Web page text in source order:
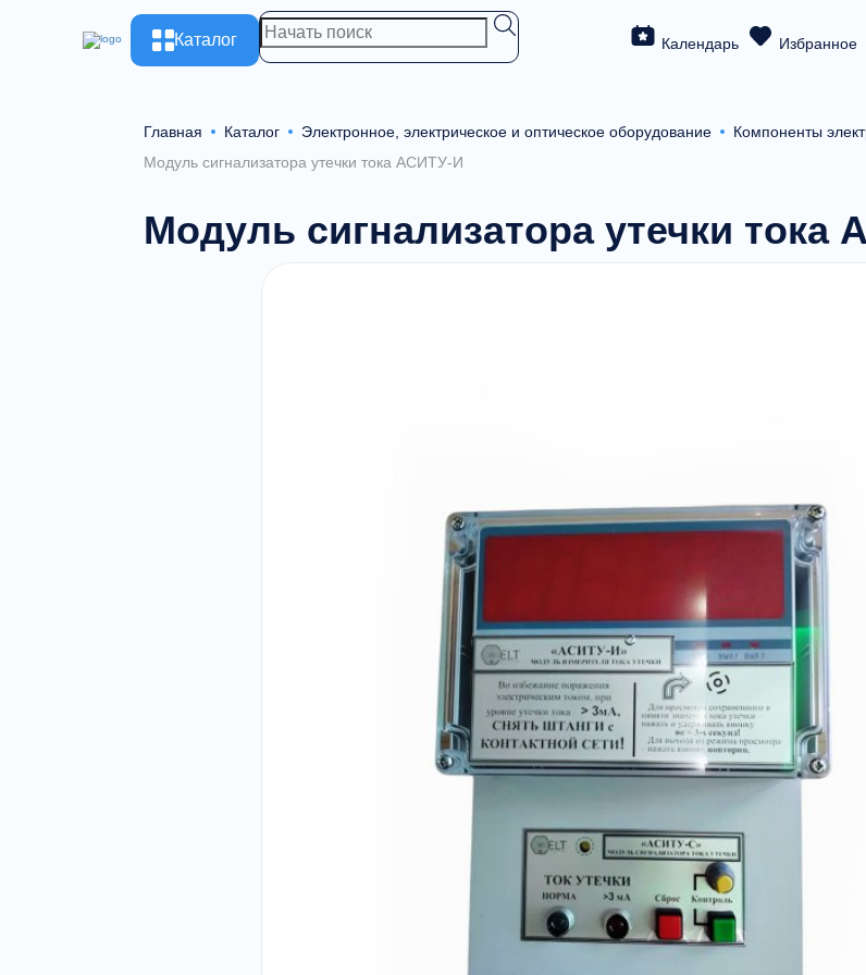
Каталог Календарь Избранное
Главная Каталог Электронное, электрическое и оптическое оборудование Компоненты
Модуль сигнализатора утечки тока АСИТУ-И
Модуль сигнализатора утечки тока